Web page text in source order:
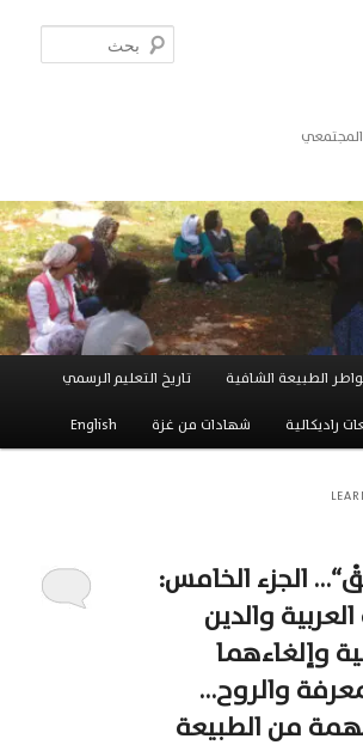
الطبيعة الشافية تاريخ التعليم الرسمي
راديكالية شهادات من غزة English
الجزء الخامس:
والدين
وإلغاءهما
والروح…
من الطبيعة